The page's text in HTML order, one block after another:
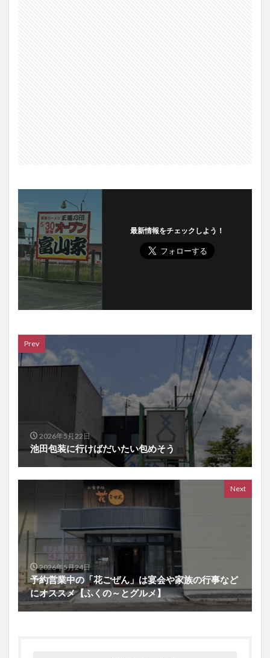
最新情報をチェックしよう！
Prev
2026年5月22日
池田包装に行けばだいたい包めそう
Next
2026年5月24日
予約営業中の「花ごぜん」は宴会や家族の行事など
にオススメ【ふくの～とグルメ】